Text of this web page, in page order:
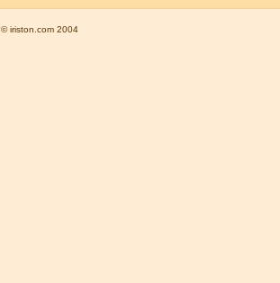
© iriston.com 2004